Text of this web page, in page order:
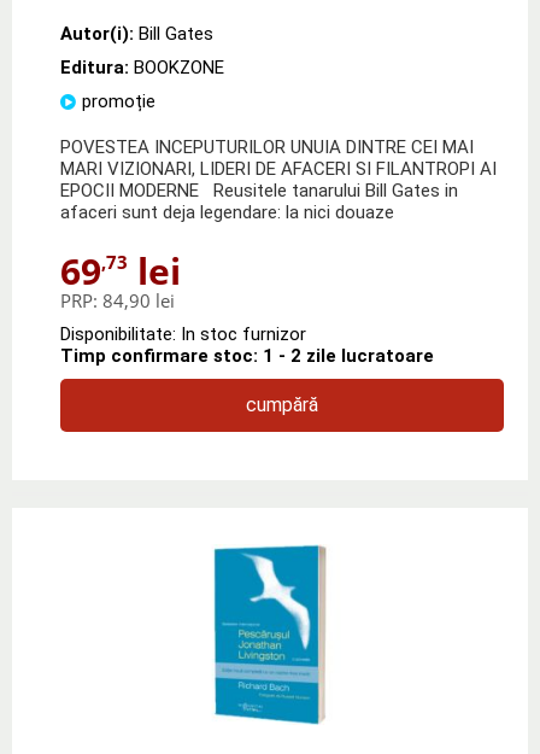
Autor(i): Bill Gates
Editura: BOOKZONE
promoție
POVESTEA INCEPUTURILOR UNUIA DINTRE CEI MAI
MARI VIZIONARI, LIDERI DE AFACERI SI FILANTROPI AI
EPOCII MODERNE Reusitele tanarului Bill Gates in
afaceri sunt deja legendare: la nici douaze
69,73 lei
PRP: 84,90 lei
Disponibilitate: In stoc furnizor
Timp confirmare stoc: 1 - 2 zile lucratoare
cumpără